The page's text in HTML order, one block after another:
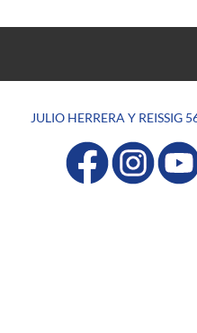
JULIO HERRERA Y REISSIG